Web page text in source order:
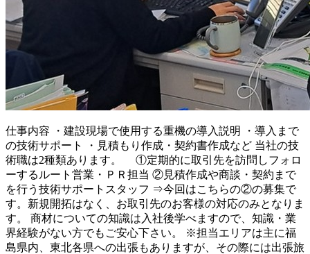
仕事内容
・建設現場で使用する重機の導入説明 ・導入まで
の技術サポート ・見積もり作成・契約書作成など 当社の技
術職は2種類あります。 ①定期的に取引先を訪問しフォロ
ーするルート営業・ＰＲ担当 ②見積作成や商談・契約まで
を行う技術サポートスタッフ ⇒今回はこちらの②の募集で
す。新規開拓はなく、お取引先のお客様の対応のみとなりま
す。 商材についての知識は入社後学べますので、知識・業
界経験がない方でもご安心下さい。 ※担当エリアは主に福
島県内、東北各県への出張もありますが、その際には出張旅